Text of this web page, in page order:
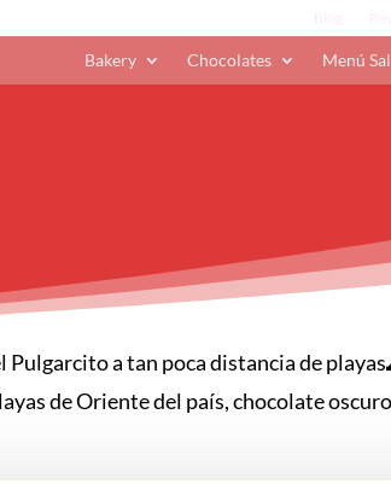
Bakery Chocolates Menú
Pulgarcito a tan poca distancia de
de Oriente del país, chocolate